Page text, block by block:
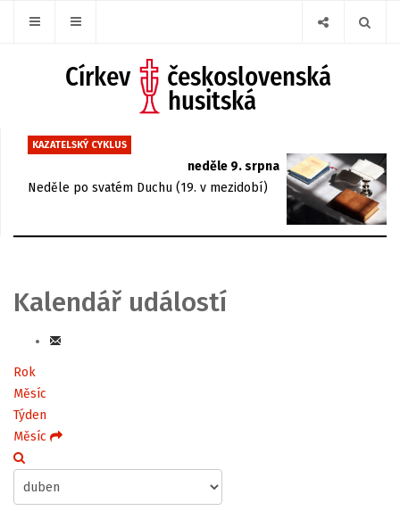
KAZATELSKÝ CYKLUS
neděle 9. srpna
Neděle po svatém Duchu (19. v mezidobí)
Kalendář událostí
Rok
Měsíc
Týden
Měsíc